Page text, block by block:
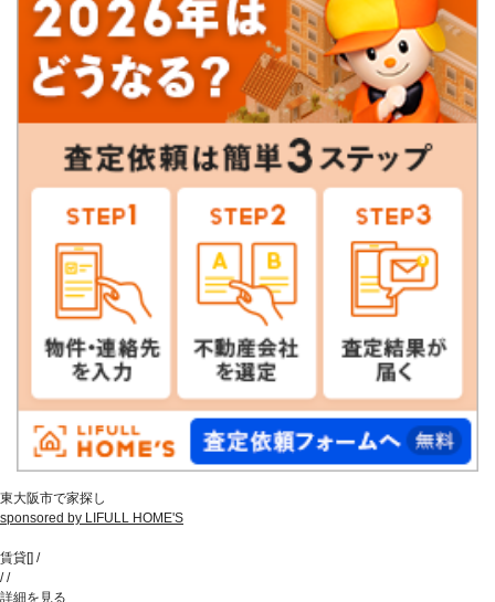
東大阪市で家探し
sponsored by LIFULL HOME'S
賃貸[] /
//
詳細を見る